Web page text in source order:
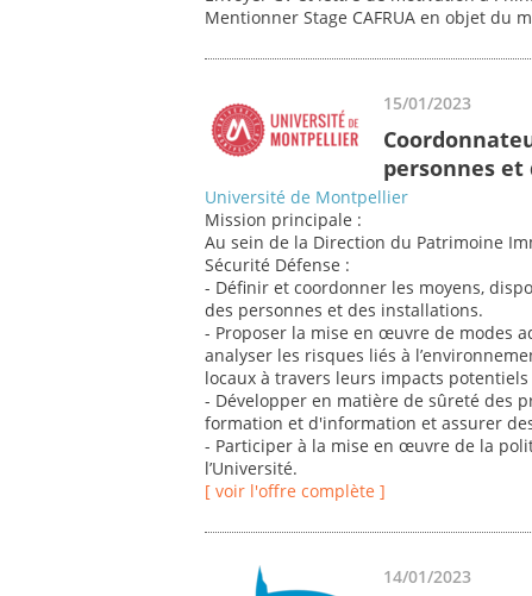
Mentionner Stage CAFRUA en objet du
15/01/2023
personnes et
Université de Montpellier
Mission principale :
Au sein de la Direction du Patrimoine
Sécurité Défense :
- Définir et coordonner les moyens,
des personnes et des installations.
- Proposer la mise en œuvre de modes
analyser les risques liés à
locaux à travers leurs impacts
- Développer en matière de sûreté des
formation et d'information et assurer
- Participer à la mise en œuvre de la
l’Université.
[ voir l'offre complète ]
14/01/2023